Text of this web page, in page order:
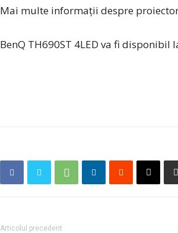
Mai multe informații despre
BenQ TH690ST 4LED va fi disponibil
Articolul precedent